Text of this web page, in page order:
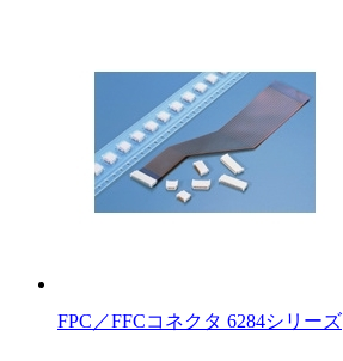
FPC／FFCコネクタ 6284シリーズ